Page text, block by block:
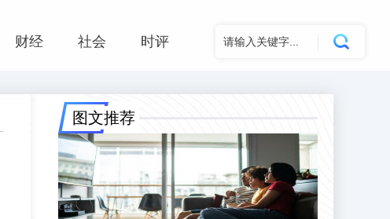
财经 社会 时评
图文推荐